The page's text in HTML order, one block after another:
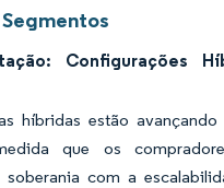
Configurações
híbridas estão
que os
soberania com a